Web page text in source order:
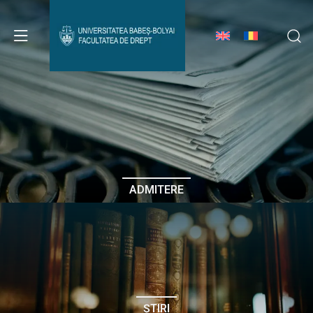
Avizier Studenți
Studii
Admitere
Erasmus & Internațional
Despre Facultate
ADMITERE
ȘTIRI